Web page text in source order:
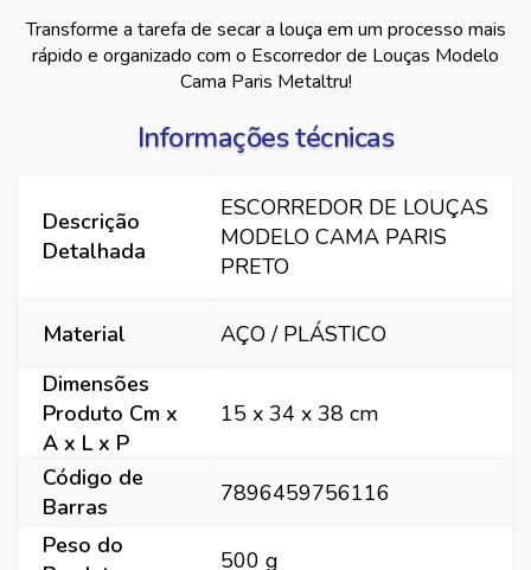
Transforme a tarefa de secar a louça em um processo mais
rápido e organizado com o Escorredor de Louças Modelo
Cama Paris Metaltru!
Informações técnicas
Descrição
Detalhada
ESCORREDOR DE LOUÇAS
MODELO CAMA PARIS
PRETO
Material
AÇO / PLÁSTICO
Dimensões
Produto Cm x
A x L x P
15 x 34 x 38 cm
Código de
Barras
7896459756116
Peso do
500 g